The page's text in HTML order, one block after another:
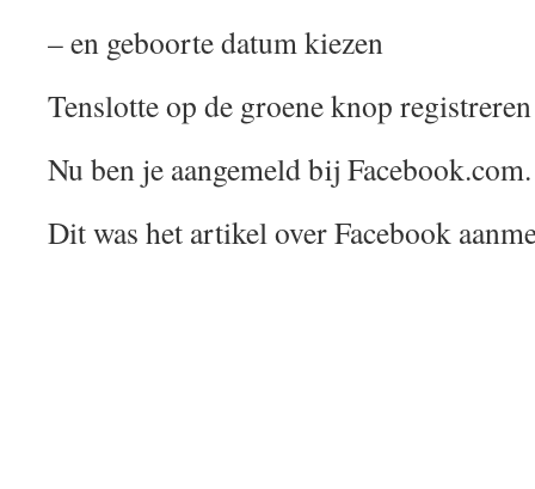
– en geboorte datum kiezen
Tenslotte op de groene knop
Nu ben je aangemeld bij Facebook.com.
Dit was het artikel over Facebook